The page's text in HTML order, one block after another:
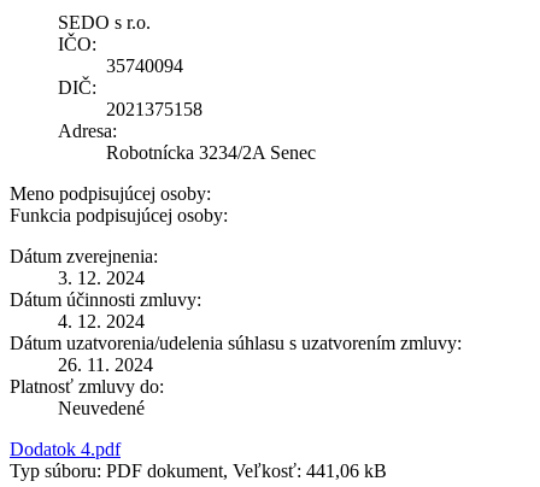
SEDO s r.o.
IČO:
35740094
DIČ:
2021375158
Adresa:
Robotnícka 3234/2A Senec
Meno podpisujúcej osoby:
Funkcia podpisujúcej osoby:
Dátum zverejnenia:
3. 12. 2024
Dátum účinnosti zmluvy:
4. 12. 2024
Dátum uzatvorenia/udelenia súhlasu s uzatvorením zmluvy:
26. 11. 2024
Platnosť zmluvy do:
Neuvedené
Dodatok 4.pdf
Typ súboru: PDF dokument, Veľkosť: 441,06 kB